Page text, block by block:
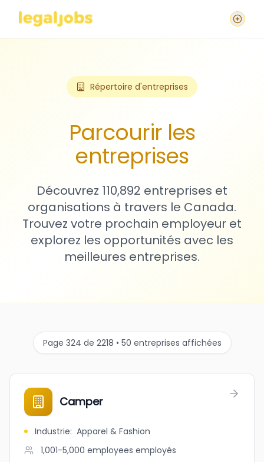
Répertoire d'entreprises
Parcourir les
entreprises
Découvrez 110,892 entreprises et
organisations à travers le Canada.
Trouvez votre prochain employeur et
explorez les opportunités avec les
meilleures entreprises.
Page 324 de 2218 • 50 entreprises affichées
Camper
Industrie: Apparel & Fashion
1,001-5,000 employees employés